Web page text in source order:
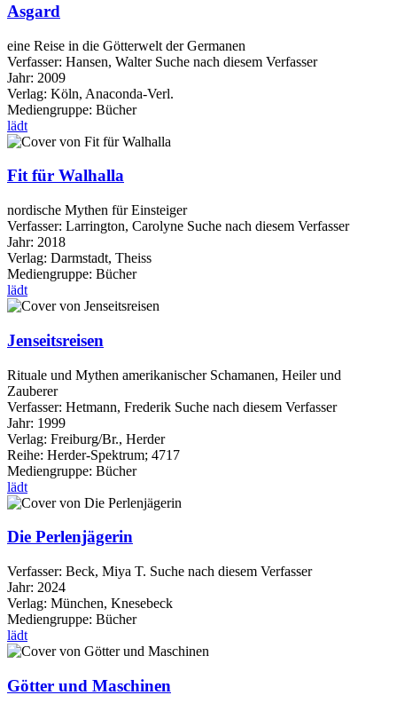
Asgard
eine Reise in die Götterwelt der Germanen
Verfasser: Hansen, Walter Suche nach diesem Verfasser
Jahr: 2009
Verlag: Köln, Anaconda-Verl.
Mediengruppe: Bücher
lädt
Fit für Walhalla
nordische Mythen für Einsteiger
Verfasser: Larrington, Carolyne Suche nach diesem Verfasser
Jahr: 2018
Verlag: Darmstadt, Theiss
Mediengruppe: Bücher
lädt
Jenseitsreisen
Rituale und Mythen amerikanischer Schamanen, Heiler und
Zauberer
Verfasser: Hetmann, Frederik Suche nach diesem Verfasser
Jahr: 1999
Verlag: Freiburg/Br., Herder
Reihe: Herder-Spektrum; 4717
Mediengruppe: Bücher
lädt
Die Perlenjägerin
Verfasser: Beck, Miya T. Suche nach diesem Verfasser
Jahr: 2024
Verlag: München, Knesebeck
Mediengruppe: Bücher
lädt
Götter und Maschinen